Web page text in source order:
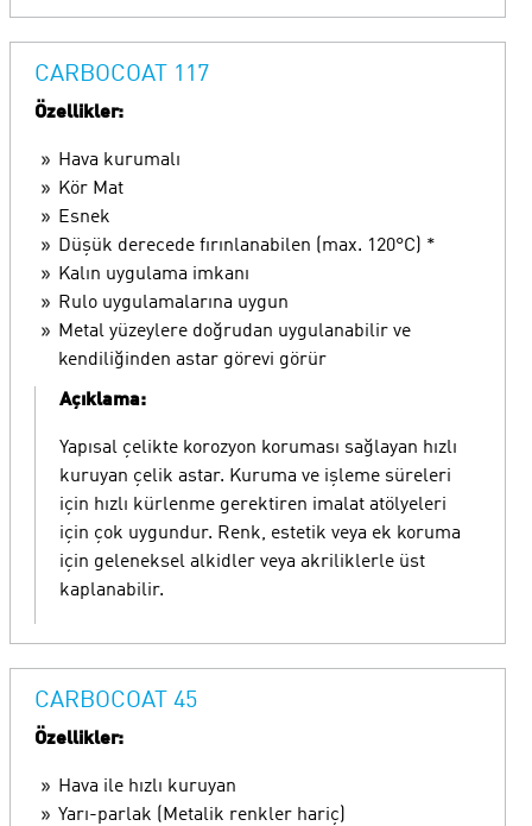
CARBOCOAT 117
Özellikler:
Hava kurumalı
Kör Mat
Esnek
Düşük derecede fırınlanabilen (max. 120°C) *
Kalın uygulama imkanı
Rulo uygulamalarına uygun
Metal yüzeylere doğrudan uygulanabilir ve
kendiliğinden astar görevi görür
Açıklama:
Yapısal çelikte korozyon koruması sağlayan hızlı
kuruyan çelik astar. Kuruma ve işleme süreleri
için hızlı kürlenme gerektiren imalat atölyeleri
için çok uygundur. Renk, estetik veya ek koruma
için geleneksel alkidler veya akriliklerle üst
kaplanabilir.
CARBOCOAT 45
Özellikler:
Hava ile hızlı kuruyan
Yarı-parlak (Metalik renkler hariç)